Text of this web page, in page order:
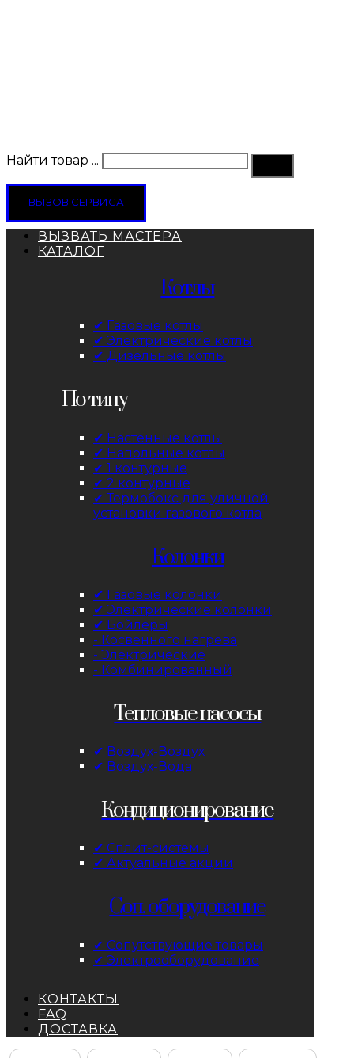
Найти товар ...
ВЫЗОВ СЕРВИСА
ВЫЗВАТЬ МАСТЕРА
КАТАЛОГ
Котлы
✔ Газовые котлы
✔ Электрические котлы
✔ Дизельные котлы
По типу
✔ Настенные котлы
✔ Напольные котлы
✔ 1 контурные
✔ 2 контурные
✔ Термобокс для уличной
установки газового котла
Колонки
✔ Газовые колонки
✔ Электрические колонки
✔ Бойлеры
- Косвенного нагрева
- Электрические
- Комбинированный
Тепловые насосы
✔ Воздух-Воздух
✔ Воздух-Вода
Кондиционирование
✔ Сплит-системы
✔ Актуальные акции
Соп. оборудование
✔ Сопутствующие товары
✔ Электрооборудование
КОНТАКТЫ
FAQ
ДОСТАВКА